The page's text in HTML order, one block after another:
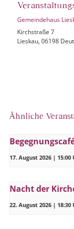
Gemeindehaus
Kirchstraße 7
Lieskau, 06198
Ähnliche
17. August 2026 | 15:00
Nacht der
22. August 2026 | 18:30